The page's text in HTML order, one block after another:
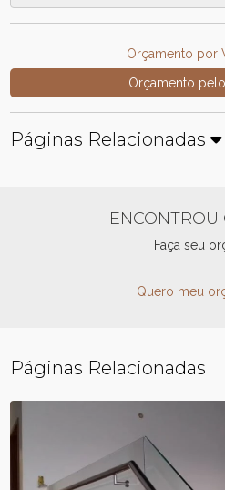
Orçamento por
Orçamento
Páginas Relacionadas
ENCONTROU
Faça seu
Quero meu
Páginas Relacionadas